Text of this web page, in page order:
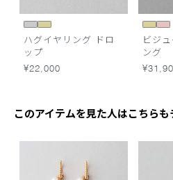
ハグイヤリング ドロ
ップ
¥22,000
ビジ
ング
このアイテムを見た人はこちら